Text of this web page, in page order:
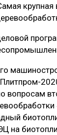
вопросам
на